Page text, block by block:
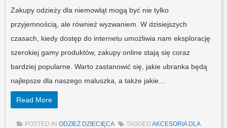
Zakupy odzieży dla niemowląt mogą być nie tylko
przyjemnością, ale również wyzwaniem. W dzisiejszych
czasach, kiedy dostęp do internetu umożliwia nam eksplorację
szerokiej gamy produktów, zakupy online stają się coraz
bardziej popularne. Warto zastanowić się, jakie ubranka będą
najlepsze dla naszego maluszka, a także jakie…
Read More
POSTED IN ODZIEŻ DZIECIĘCA TAGGED AKCESORIA DLA